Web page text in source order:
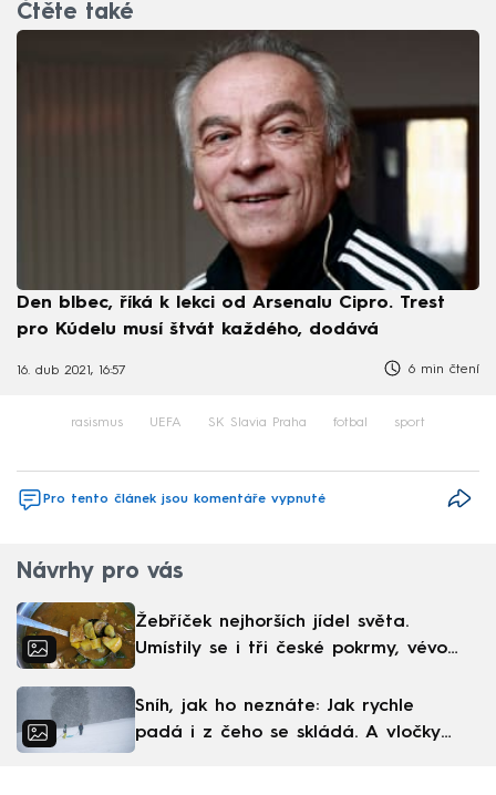
Čtěte také
Den blbec, říká k lekci od Arsenalu Cipro. Trest
pro Kúdelu musí štvát každého, dodává
16. dub 2021, 16:57 6 min čtení
rasismus UEFA SK Slavia Praha fotbal sport
Pro tento článek jsou komentáře vypnuté
Návrhy pro vás
Žebříček nejhorších jídel světa.
Umístily se i tři české pokrmy, vévodí
Sníh, jak ho neznáte: Jak rychle
padá i z čeho se skládá. A vločky